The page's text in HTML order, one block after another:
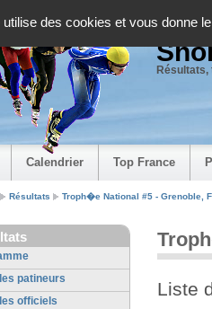
utilise des cookies et vous donne
Calendrier Top France
Résultats Troph�e National #5 - Grenoble,
patineurs
officiels
Liste